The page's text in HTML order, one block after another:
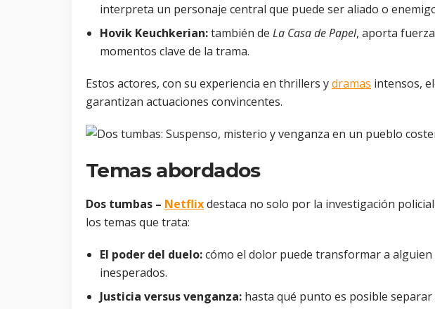
interpreta un personaje central que puede ser aliado o
Hovik Keuchkerian:también de La Casa de Papel, aporta
momentos clave de la trama.
Estos actores, con su experiencia en thrillers ydramas intensos,
garantizan actuaciones convincentes.
Temas abordados
Dos tumbas – Netflixdestaca no solo por la investigación
los temas que trata:
El poder del duelo:cómo el dolor puede transformar a
inesperados.
Justicia versus venganza: hasta qué punto es posible separar